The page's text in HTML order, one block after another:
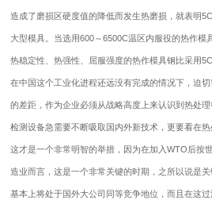
造成了磨损区硬度值的降低而发生热磨损，就表明
大型模具。当选用600～6500C温区内服役的热作模
热稳定性、热强性、屈服强度的热作模具钢比采用
在中国这个工业化进程还远没有完成的情况下，迫
的差距，作为企业必须从战略高度上来认识到热处
检测设备急需要不断吸取国内外新技术，更要看在
这才是一个非常明智的举措，因为在加入WTO后按
造业而言，这是一个非常关键的时期，之所以说是
基本上将处于国外大公司同等竞争地位，而且在这